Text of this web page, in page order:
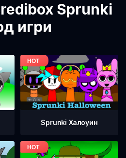
Sprunki
игри
Sprunki Халоуин